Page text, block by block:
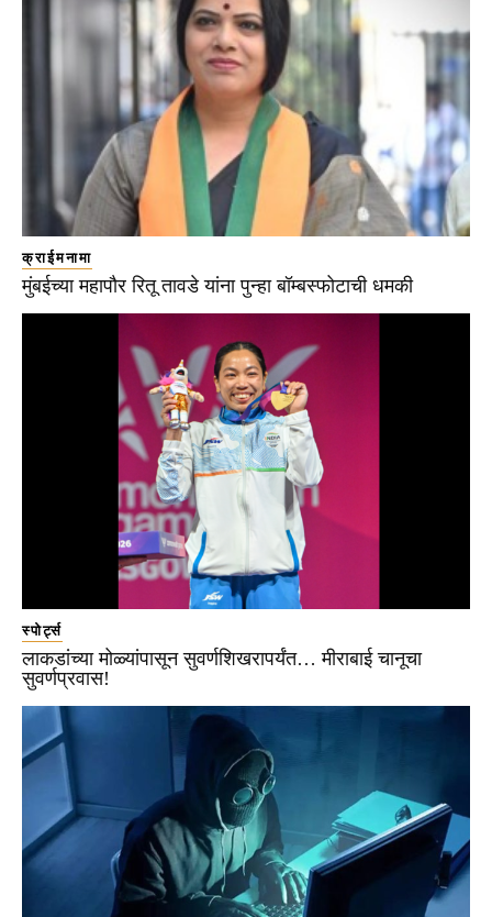
क्राईमनामा
मुंबईच्या महापौर रितू तावडे यांना पुन्हा बॉम्बस्फोटाची धमकी
स्पोर्ट्स
लाकडांच्या मोळ्यांपासून सुवर्णशिखरापर्यंत… मीराबाई चानूचा
सुवर्णप्रवास!